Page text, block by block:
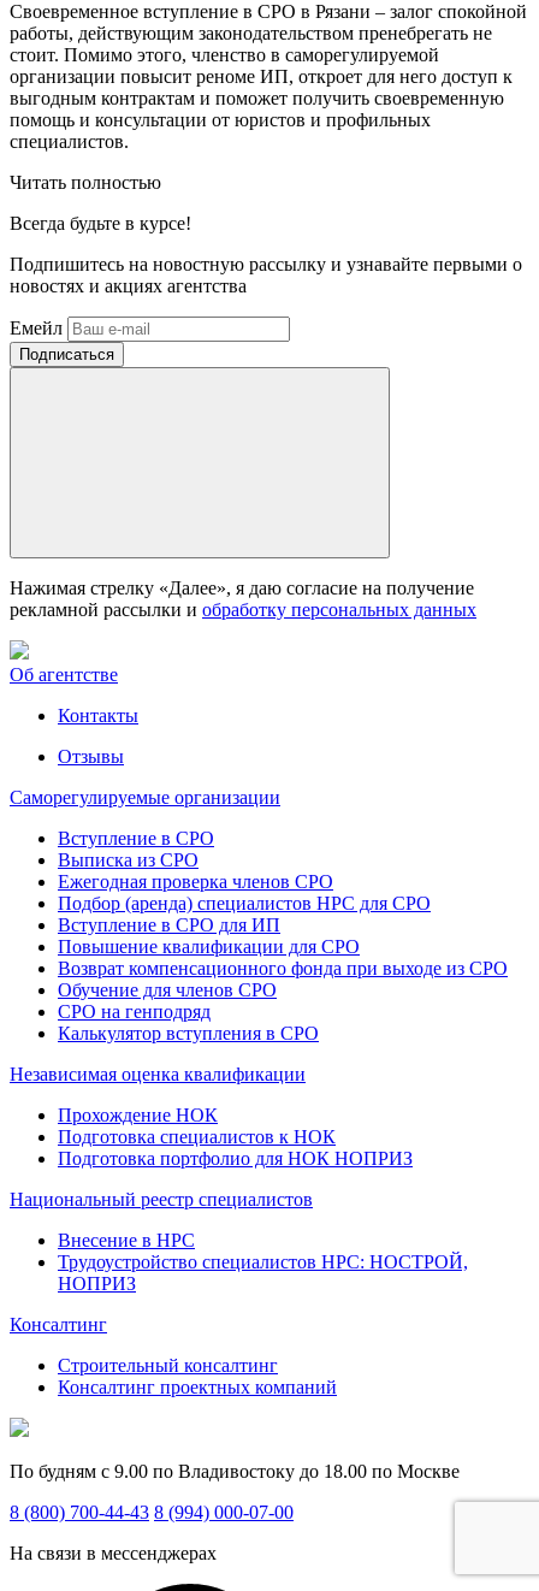
Своевременное вступление в СРО в Рязани – залог спокойной
работы, действующим законодательством пренебрегать не
стоит. Помимо этого, членство в саморегулируемой
организации повысит реноме ИП, откроет для него доступ к
выгодным контрактам и поможет получить своевременную
помощь и консультации от юристов и профильных
специалистов.
Читать полностью
Всегда будьте в курсе!
Подпишитесь на новостную рассылку и узнавайте первыми о
новостях и акциях агентства
Емейл
Нажимая стрелку «Далее», я даю согласие на получение
рекламной рассылки и обработку персональных данных
Об агентстве
Контакты
Отзывы
Саморегулируемые организации
Вступление в СРО
Выписка из СРО
Ежегодная проверка членов СРО
Подбор (аренда) специалистов НРС для СРО
Вступление в СРО для ИП
Повышение квалификации для СРО
Возврат компенсационного фонда при выходе из СРО
Обучение для членов СРО
СРО на генподряд
Калькулятор вступления в СРО
Независимая оценка квалификации
Прохождение НОК
Подготовка специалистов к НОК
Подготовка портфолио для НОК НОПРИЗ
Национальный реестр специалистов
Внесение в НРС
Трудоустройство специалистов НРС: НОСТРОЙ,
НОПРИЗ
Консалтинг
Строительный консалтинг
Консалтинг проектных компаний
По будням с 9.00 по Владивостоку до 18.00 по Москве
8 (800) 700-44-43 8 (994) 000-07-00
На связи в мессенджерах